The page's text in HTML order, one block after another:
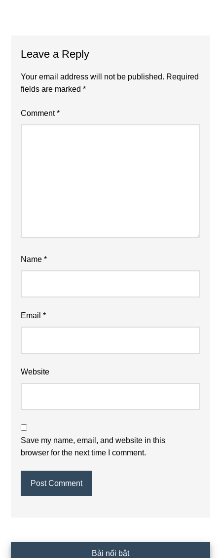
Interactions
Leave a Reply
Your email address will not be published. Required
fields are marked*
Comment*
Name*
Email*
Website
Save my name, email, and website in this
browser for the next time I comment.
Bài nổi bật